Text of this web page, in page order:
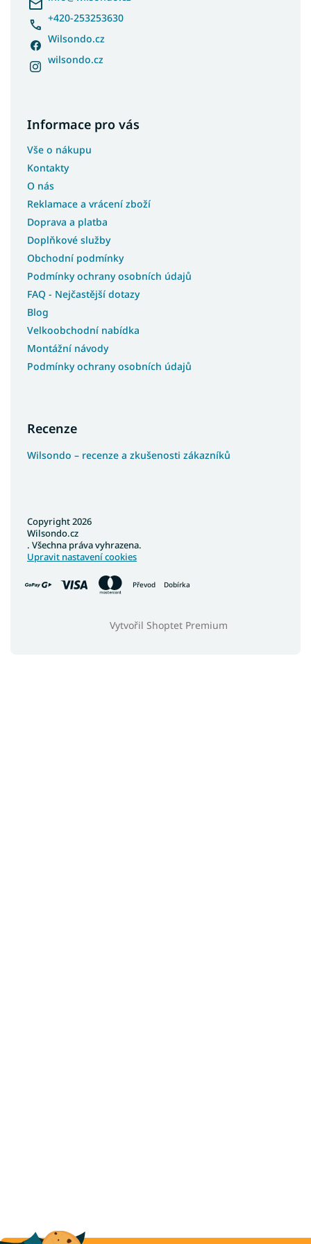
+420-253253630
Wilsondo.cz
wilsondo.cz
Informace pro vás
Vše o nákupu
Kontakty
O nás
Reklamace a vrácení zboží
Doprava a platba
Doplňkové služby
Obchodní podmínky
Podmínky ochrany osobních údajů
FAQ - Nejčastější dotazy
Blog
Velkoobchodní nabídka
Montážní návody
Podmínky ochrany osobních údajů
Recenze
Wilsondo – recenze a zkušenosti zákazníků
Převod Dobírka
Vytvořil Shoptet Premium
Copyright 2026
Wilsondo.cz
. Všechna práva vyhrazena.
Upravit nastavení cookies